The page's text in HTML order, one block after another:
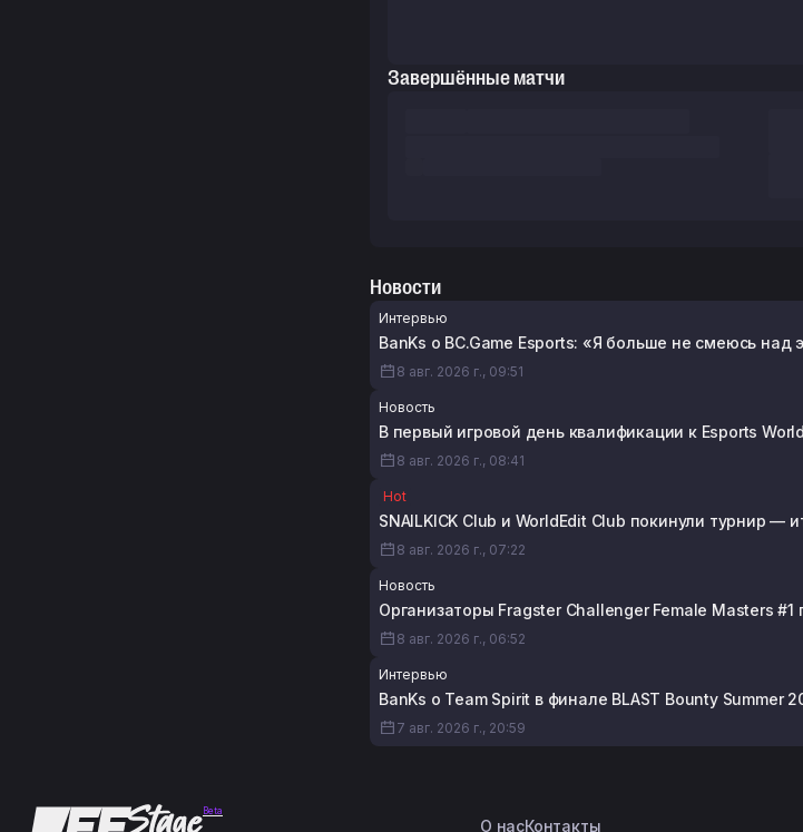
Завершённые матчи
Новости
Интервью
BanKs о BC.Game Esports: «Я больше не смеюсь над
8 авг. 2026 г., 09:51
Новость
В первый игровой день квалификации к Esports
8 авг. 2026 г., 08:41
Hot
SNAILKICK Club и WorldEdit Club покинули турнир —
8 авг. 2026 г., 07:22
Новость
Организаторы Fragster Challenger Female Masters
8 авг. 2026 г., 06:52
Интервью
BanKs о Team Spirit в финале BLAST Bounty Summer
7 авг. 2026 г., 20:59
Beta
О насКонтакты